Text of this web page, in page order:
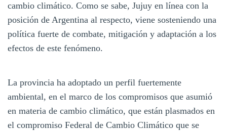
cambio climático. Como se sabe, Jujuy en línea con la
posición de Argentina al respecto, viene sosteniendo una
política fuerte de combate, mitigación y adaptación a los
efectos de este fenómeno.
La provincia ha adoptado un perfil fuertemente
ambiental, en el marco de los compromisos que asumió
en materia de cambio climático, que están plasmados en
el compromiso Federal de Cambio Climático que se